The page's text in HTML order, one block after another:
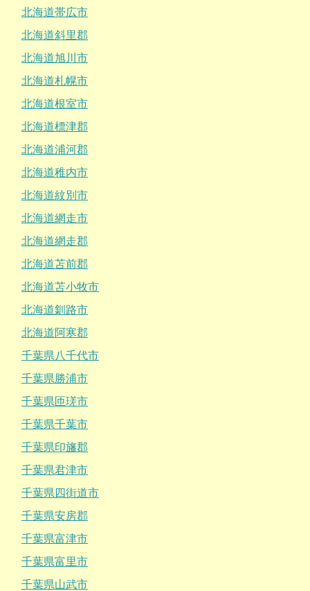
北海道帯広市
北海道斜里郡
北海道旭川市
北海道札幌市
北海道根室市
北海道標津郡
北海道浦河郡
北海道稚内市
北海道紋別市
北海道網走市
北海道網走郡
北海道苫前郡
北海道苫小牧市
北海道釧路市
北海道阿寒郡
千葉県八千代市
千葉県勝浦市
千葉県匝瑳市
千葉県千葉市
千葉県印旛郡
千葉県君津市
千葉県四街道市
千葉県安房郡
千葉県富津市
千葉県富里市
千葉県山武市